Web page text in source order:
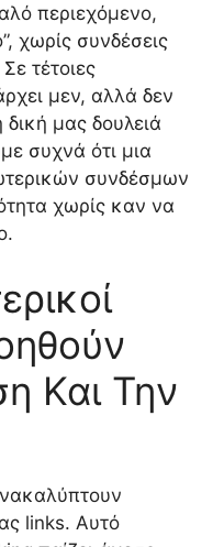
περιεχόμενο,
χωρίς συνδέσεις
τέτοιες
μεν, αλλά δεν
δική μας δουλειά
συχνά ότι μια
συνδέσμων
χωρίς καν να
Και Την
links. Αυτό